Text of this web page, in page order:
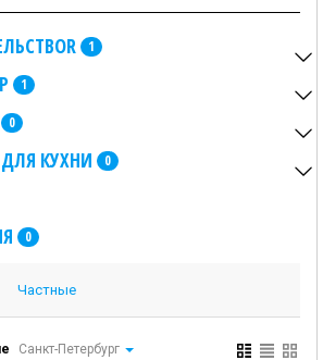
1
1
0
КУХНИ 0
0
Частные
Санкт-Петербург